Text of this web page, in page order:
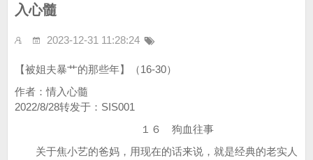
入心髓
2023-12-31 11:28:24
【被姐夫暴艹的那些年】（16-30）
作者：情入心髓
2022/8/28转发于：SIS001
１６ 狗血往事
关于焦小艺的爸妈，用现在的话来说，就是经典的老实人